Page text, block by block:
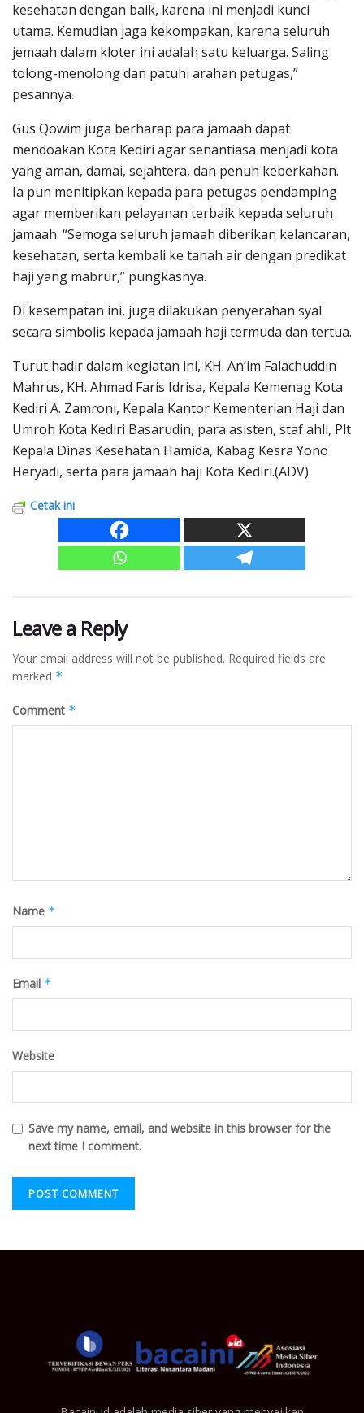
kesehatan dengan baik, karena ini menjadi kunci
utama. Kemudian jaga kekompakan, karena seluruh
jemaah dalam kloter ini adalah satu keluarga. Saling
tolong-menolong dan patuhi arahan petugas,”
pesannya.
Gus Qowim juga berharap para jamaah dapat
mendoakan Kota Kediri agar senantiasa menjadi kota
yang aman, damai, sejahtera, dan penuh keberkahan.
Ia pun menitipkan kepada para petugas pendamping
agar memberikan pelayanan terbaik kepada seluruh
jamaah. “Semoga seluruh jamaah diberikan kelancaran,
kesehatan, serta kembali ke tanah air dengan predikat
haji yang mabrur,” pungkasnya.
Di kesempatan ini, juga dilakukan penyerahan syal
secara simbolis kepada jamaah haji termuda dan tertua.
Turut hadir dalam kegiatan ini, KH. An’im Falachuddin
Mahrus, KH. Ahmad Faris Idrisa, Kepala Kemenag Kota
Kediri A. Zamroni, Kepala Kantor Kementerian Haji dan
Umroh Kota Kediri Basarudin, para asisten, staf ahli, Plt
Kepala Dinas Kesehatan Hamida, Kabag Kesra Yono
Heryadi, serta para jamaah haji Kota Kediri.(ADV)
Cetak ini
Leave a Reply
Your email address will not be published. Required fields are
marked *
Comment *
Name *
Email *
Website
Save my name, email, and website in this browser for the
next time I comment.